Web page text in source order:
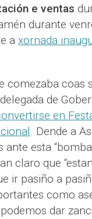
e ventas
durante
a xornada
comezaba coas
de
en
. Dende a
ante esta
claro que
ir pasiño a
como
dar